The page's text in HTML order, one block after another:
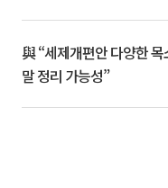
與 “세제개편안 다양한
말 정리 가능성”